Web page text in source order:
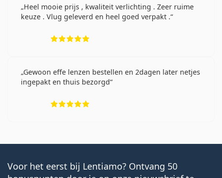
Heel mooie prijs , kwaliteit verlichting . Zeer ruime
keuze . Vlug geleverd en heel goed verpakt .
Gewoon effe lenzen bestellen en 2dagen later netjes
ingepakt en thuis bezorgd
Voor het eerst bij Lentiamo? Ontvang 50